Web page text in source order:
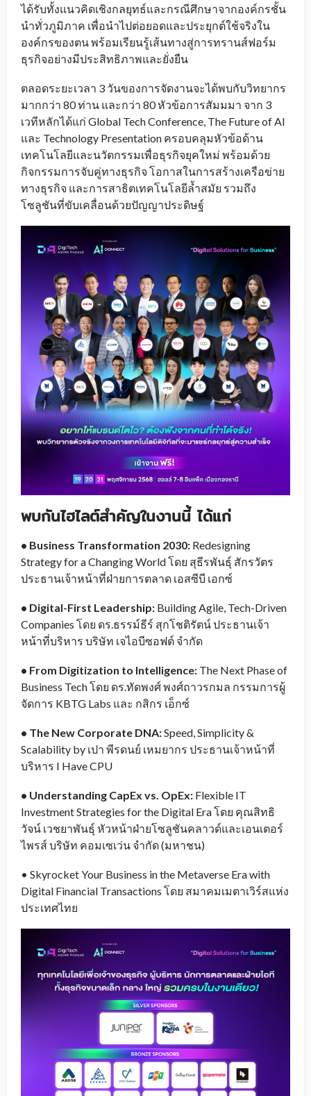
ได้รับทั้งแนวคิดเชิงกลยุทธ์และกรณีศึกษาจากองค์กรชั้น
นำทั่วภูมิภาค เพื่อนำไปต่อยอดและประยุกต์ใช้จริงใน
องค์กรของตน พร้อมเรียนรู้เส้นทางสู่การทรานส์ฟอร์ม
ธุรกิจอย่างมีประสิทธิภาพและยั่งยืน
ตลอดระยะเวลา 3 วันของการจัดงานจะได้พบกับวิทยากร
มากกว่า 80 ท่าน และกว่า 80 หัวข้อการสัมมมา จาก 3
เวทีหลักได้แก่ Global Tech Conference, The Future of AI
และ Technology Presentation ครอบคลุมหัวข้อด้าน
เทคโนโลยีและนวัตกรรมเพื่อธุรกิจยุคใหม่ พร้อมด้วย
กิจกรรมการจับคู่ทางธุรกิจ โอกาสในการสร้างเครือข่าย
ทางธุรกิจ และการสาธิตเทคโนโลยีล้ำสมัย รวมถึง
โซลูชันที่ขับเคลื่อนด้วยปัญญาประดิษฐ์
พบกันไฮไลต์สำคัญในงานนี้ ได้แก่
• Business Transformation 2030: Redesigning
Strategy for a Changing World โดย สุธีรพันธุ์ สักรวัตร
ประธานเจ้าหน้าที่ฝ่ายการตลาด เอสซีบี เอกซ์
• Digital-First Leadership: Building Agile, Tech-Driven
Companies โดย ดร.ธรรม์ธีร์ สุกโชติรัตน์ ประธานเจ้า
หน้าที่บริหาร บริษัท เจไอบีซอฟต์ จำกัด
• From Digitization to Intelligence: The Next Phase of
Business Tech โดย ดร.ทัดพงศ์ พงศ์ถาวรกมล กรรมการผู้
จัดการ KBTG Labs และ กสิกร เอ็กซ์
• The New Corporate DNA:Speed, Simplicity &
Scalability by เปา พีรดนย์ เหมยากร ประธานเจ้าหน้าที่
บริหาร I Have CPU
• Understanding CapEx vs. OpEx: Flexible IT
Investment Strategies for the Digital Era โดย คุณสิทธิ
วัจน์ เวชยาพันธุ์ หัวหน้าฝ่ายโซลูชันคลาวด์และเอนเตอร์
ไพรส์ บริษัท คอมเซเว่น จำกัด (มหาชน)
• Skyrocket Your Business in the Metaverse Era with
Digital Financial Transactions โดย สมาคมเมตาเวิร์สแห่ง
ประเทศไทย